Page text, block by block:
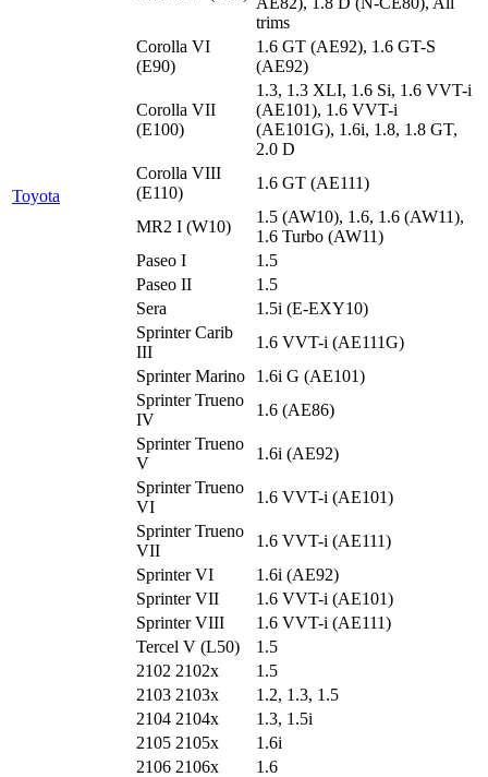
Toyota
trims
Corolla VI
(E90)
1.6 GT (AE92), 1.6 GT-S
(AE92)
Corolla VII
(E100)
1.3, 1.3 XLI, 1.6 Si, 1.6 VVT-i
(AE101), 1.6 VVT-i
(AE101G), 1.6i, 1.8, 1.8 GT,
2.0 D
Corolla VIII
(E110)
1.6 GT (AE111)
MR2 I (W10)
1.5 (AW10), 1.6, 1.6 (AW11),
1.6 Turbo (AW11)
Paseo I
1.5
Paseo II
1.5
Sera
1.5i (E-EXY10)
Sprinter Carib
III
1.6 VVT-i (AE111G)
Sprinter Marino
1.6i G (AE101)
Sprinter Trueno
IV
1.6 (AE86)
Sprinter Trueno
V
1.6i (AE92)
Sprinter Trueno
VI
1.6 VVT-i (AE101)
Sprinter Trueno
VII
1.6 VVT-i (AE111)
Sprinter VI
1.6i (AE92)
Sprinter VII
1.6 VVT-i (AE101)
Sprinter VIII
1.6 VVT-i (AE111)
Tercel V (L50)
1.5
2102 2102x
1.5
2103 2103x
1.2, 1.3, 1.5
2104 2104x
1.3, 1.5i
2105 2105x
1.6i
2106 2106x
1.6